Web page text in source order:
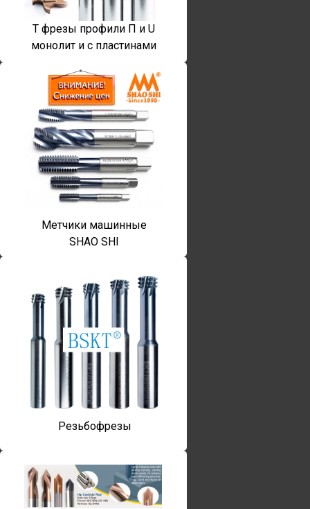
T фрезы профили П и U
монолит и с пластинами
Метчики машинные
SHAO SHI
Резьбофрезы